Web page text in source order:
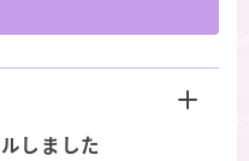
しました